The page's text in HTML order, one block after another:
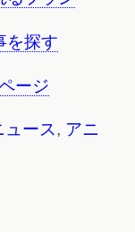
を探す
ージ
ース, アニ